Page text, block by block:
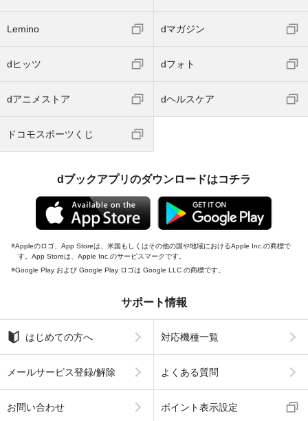
Lemino dマガジン
dヒッツ dフォト
dアニメストア dヘルスケア
ドコモスポーツくじ
dブックアプリのダウンロードはコチラ
Appleのロゴ、App Storeは、米国もしくはその他の国や地域におけるApple Inc.の商標で
す。App Storeは、Apple Inc.のサービスマークです。
Google Play および Google Play ロゴは Google LLC の商標です。
サポート情報
はじめての方へ 対応機種一覧
メールサービス登録/解除 よくある質問
お問い合わせ ポイント表示設定